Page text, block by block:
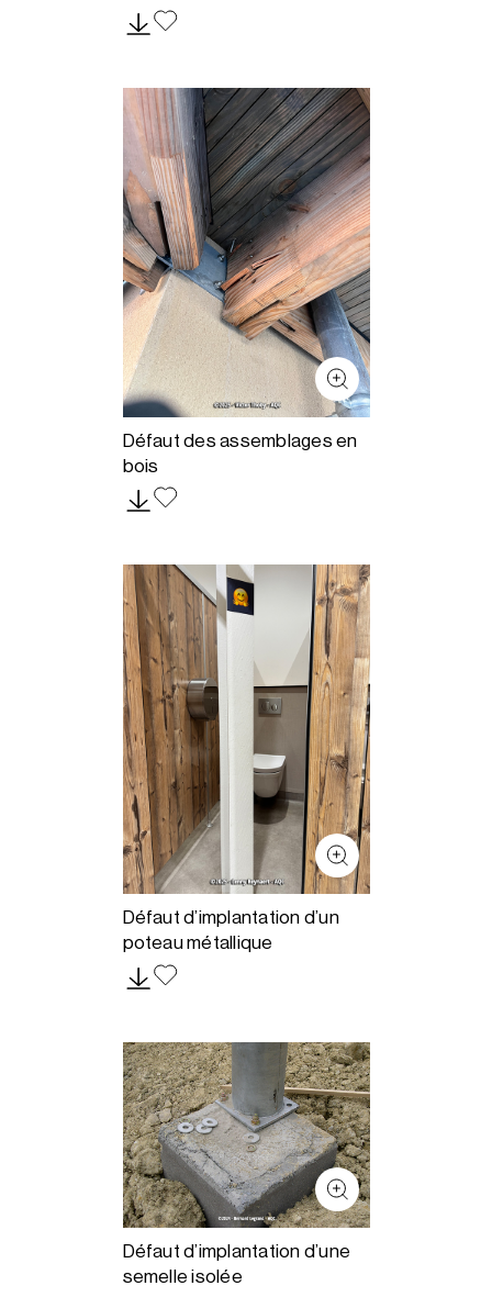
Défaut des assemblages en
bois
Défaut d’implantation d’un
poteau métallique
Défaut d’implantation d’une
semelle isolée